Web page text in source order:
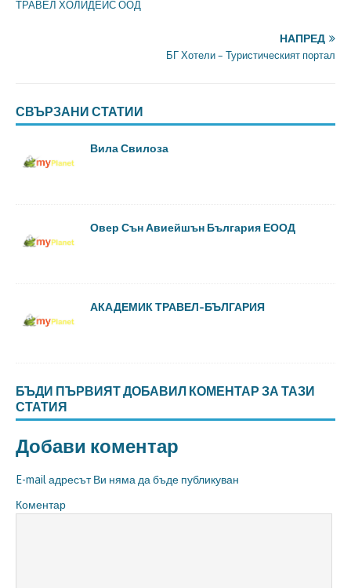
ТРАВЕЛ ХОЛИДЕЙС ООД
НАПРЕД
БГ Хотели – Туристическият портал
СВЪРЗАНИ СТАТИИ
Вила Свилоза
Овер Сън Авиейшън България ЕООД
АКАДЕМИК ТРАВЕЛ-БЪЛГАРИЯ
БЪДИ ПЪРВИЯТ ДОБАВИЛ КОМЕНТАР ЗА ТАЗИ
СТАТИЯ
Добави коментар
E-mail адресът Ви няма да бъде публикуван
Коментар